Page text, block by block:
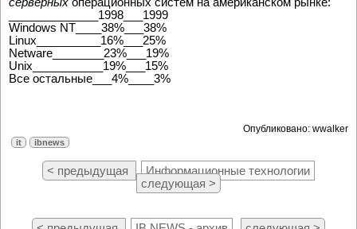
______________1998___1999
Windows NT____38%___38%
Linux__________16%___25%
Netware________23%___19%
Unix___________19%___15%
Все остальные___4%____3%
Опубликовано: wwalker
it ibnews
< предыдущая
Информационные технологии
следующая >